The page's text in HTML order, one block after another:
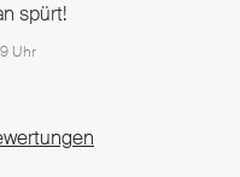
spürt!
Uhr